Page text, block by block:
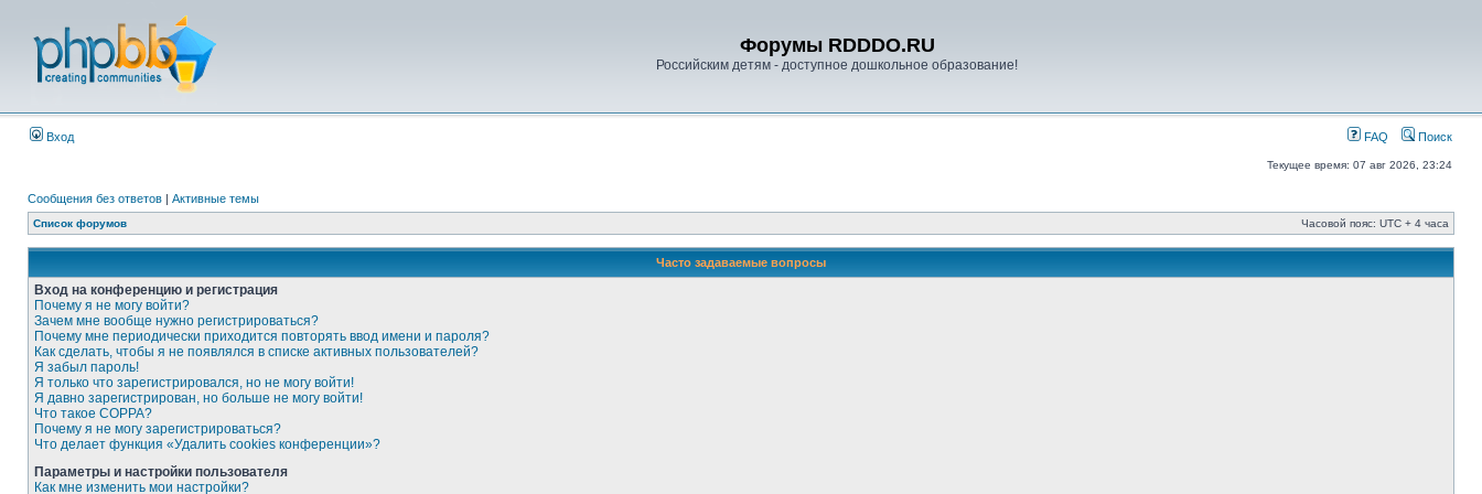
Форумы RDDDO.RU
Российским детям - доступное дошкольное образование!
Вход FAQ Поиск
Текущее время: 07 авг 2026, 23:24
Сообщения без ответов | Активные темы
Список форумов Часовой пояс: UTC + 4 часа
Часто задаваемые вопросы
Вход на конференцию и регистрация
Почему я не могу войти?
Зачем мне вообще нужно регистрироваться?
Почему мне периодически приходится повторять ввод имени и пароля?
Как сделать, чтобы я не появлялся в списке активных пользователей?
Я забыл пароль!
Я только что зарегистрировался, но не могу войти!
Я давно зарегистрирован, но больше не могу войти!
Что такое COPPA?
Почему я не могу зарегистрироваться?
Что делает функция «Удалить cookies конференции»?
Параметры и настройки пользователя
Как мне изменить мои настройки?